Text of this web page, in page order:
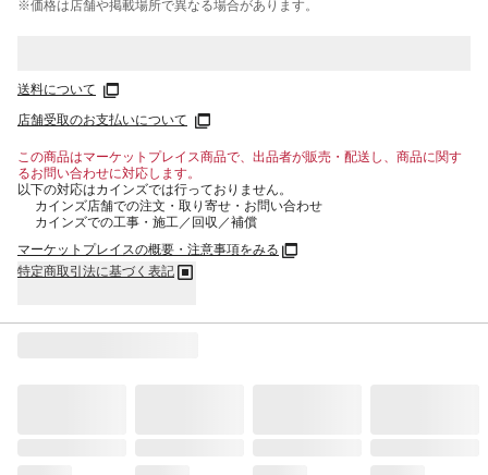
※価格は​店舗や​掲載場所で​異なる​場合が​あります。
送料について
店舗受取のお支払いについて
この商品はマーケットプレイス商品で、出品者が販売・配送し、商品に関す
るお問い合わせに対応します。
以下の対応はカインズでは行っておりません。
カインズ店舗での注文・取り寄せ・お問い合わせ
カインズでの工事・施工／回収／補償
マーケットプレイスの概要・注意事項をみる
特定商取引法に基づく表記